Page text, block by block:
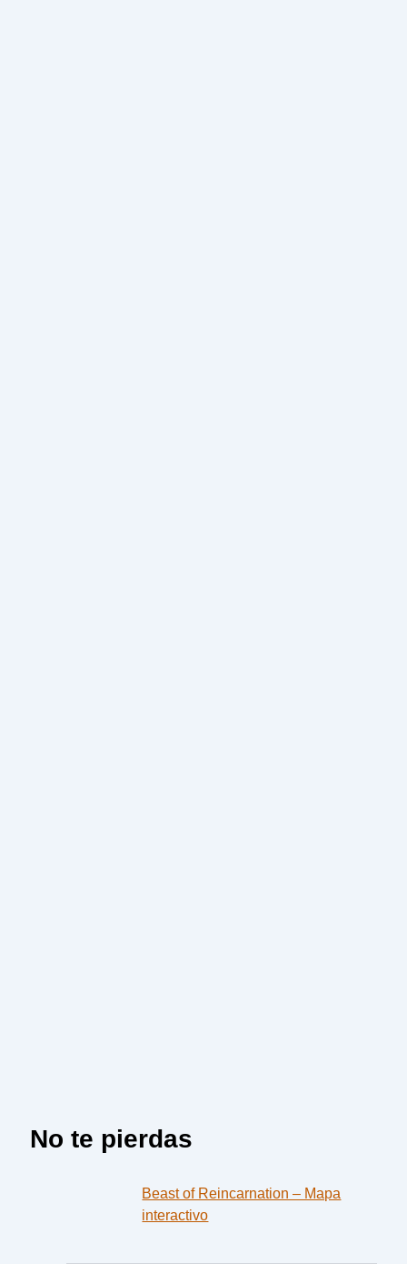
No te pierdas
Beast of Reincarnation – Mapa
interactivo